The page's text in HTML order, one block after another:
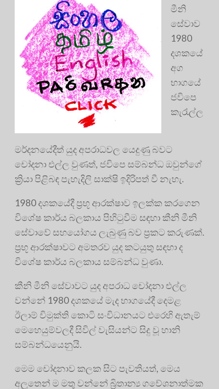
මීනි
සේවාව
1980
දශකයේ
අග
භාගයේ
ජවිපෙ
කැරැල්ල
මර්දනයේදීත් යුද අපරාධවල යෙදුණු බවට
චෝදනා එල්ල වුණත්, ජවිපෙ සම්බන්ධ ඔවුන්ගේ
ක්‍රියා පිළිබඳ පැහැදිලි සාක්ෂි ඉදිරිපත් වී නැහැ.
1980 දශකයේදී ප්‍රභූ ආරක්ෂාව ඉලක්ක කරගෙන
විශේෂ කාර්ය බලකාය පිහිටුවීම සඳහා කීනි මීනි
සේවාවේ සහයෝගය ලැබුණු බව ප්‍රකට කරුණක්.
ප්‍රභූ ආරක්ෂාවට අමතරව යුද කටයුතු සඳහා ද
විශේෂ කාර්ය බලකාය සම්බන්ධ වුණා.
කීනි මීනි සේවාවට යුද අපරාධ චෝදනා එල්ල
වන්නේ 1980 දශකයේ මැද භාගයේදී දෙමළ
ඊලාම් විමුක්ති කොටි සංවිධානයට එරෙහි ඇතැම්
මෙහෙයුම්වලදී සිවිල් වැසියන්ට සිදු වූ හානි
සම්බන්ධයෙනුයි.
මෙම චෝදනාව කලක සිට පැවතියත්, මෙය
අලුතෙන් ම මතු වන්නේ බ්‍රිතාන්‍ය ගවේශනාත්මක